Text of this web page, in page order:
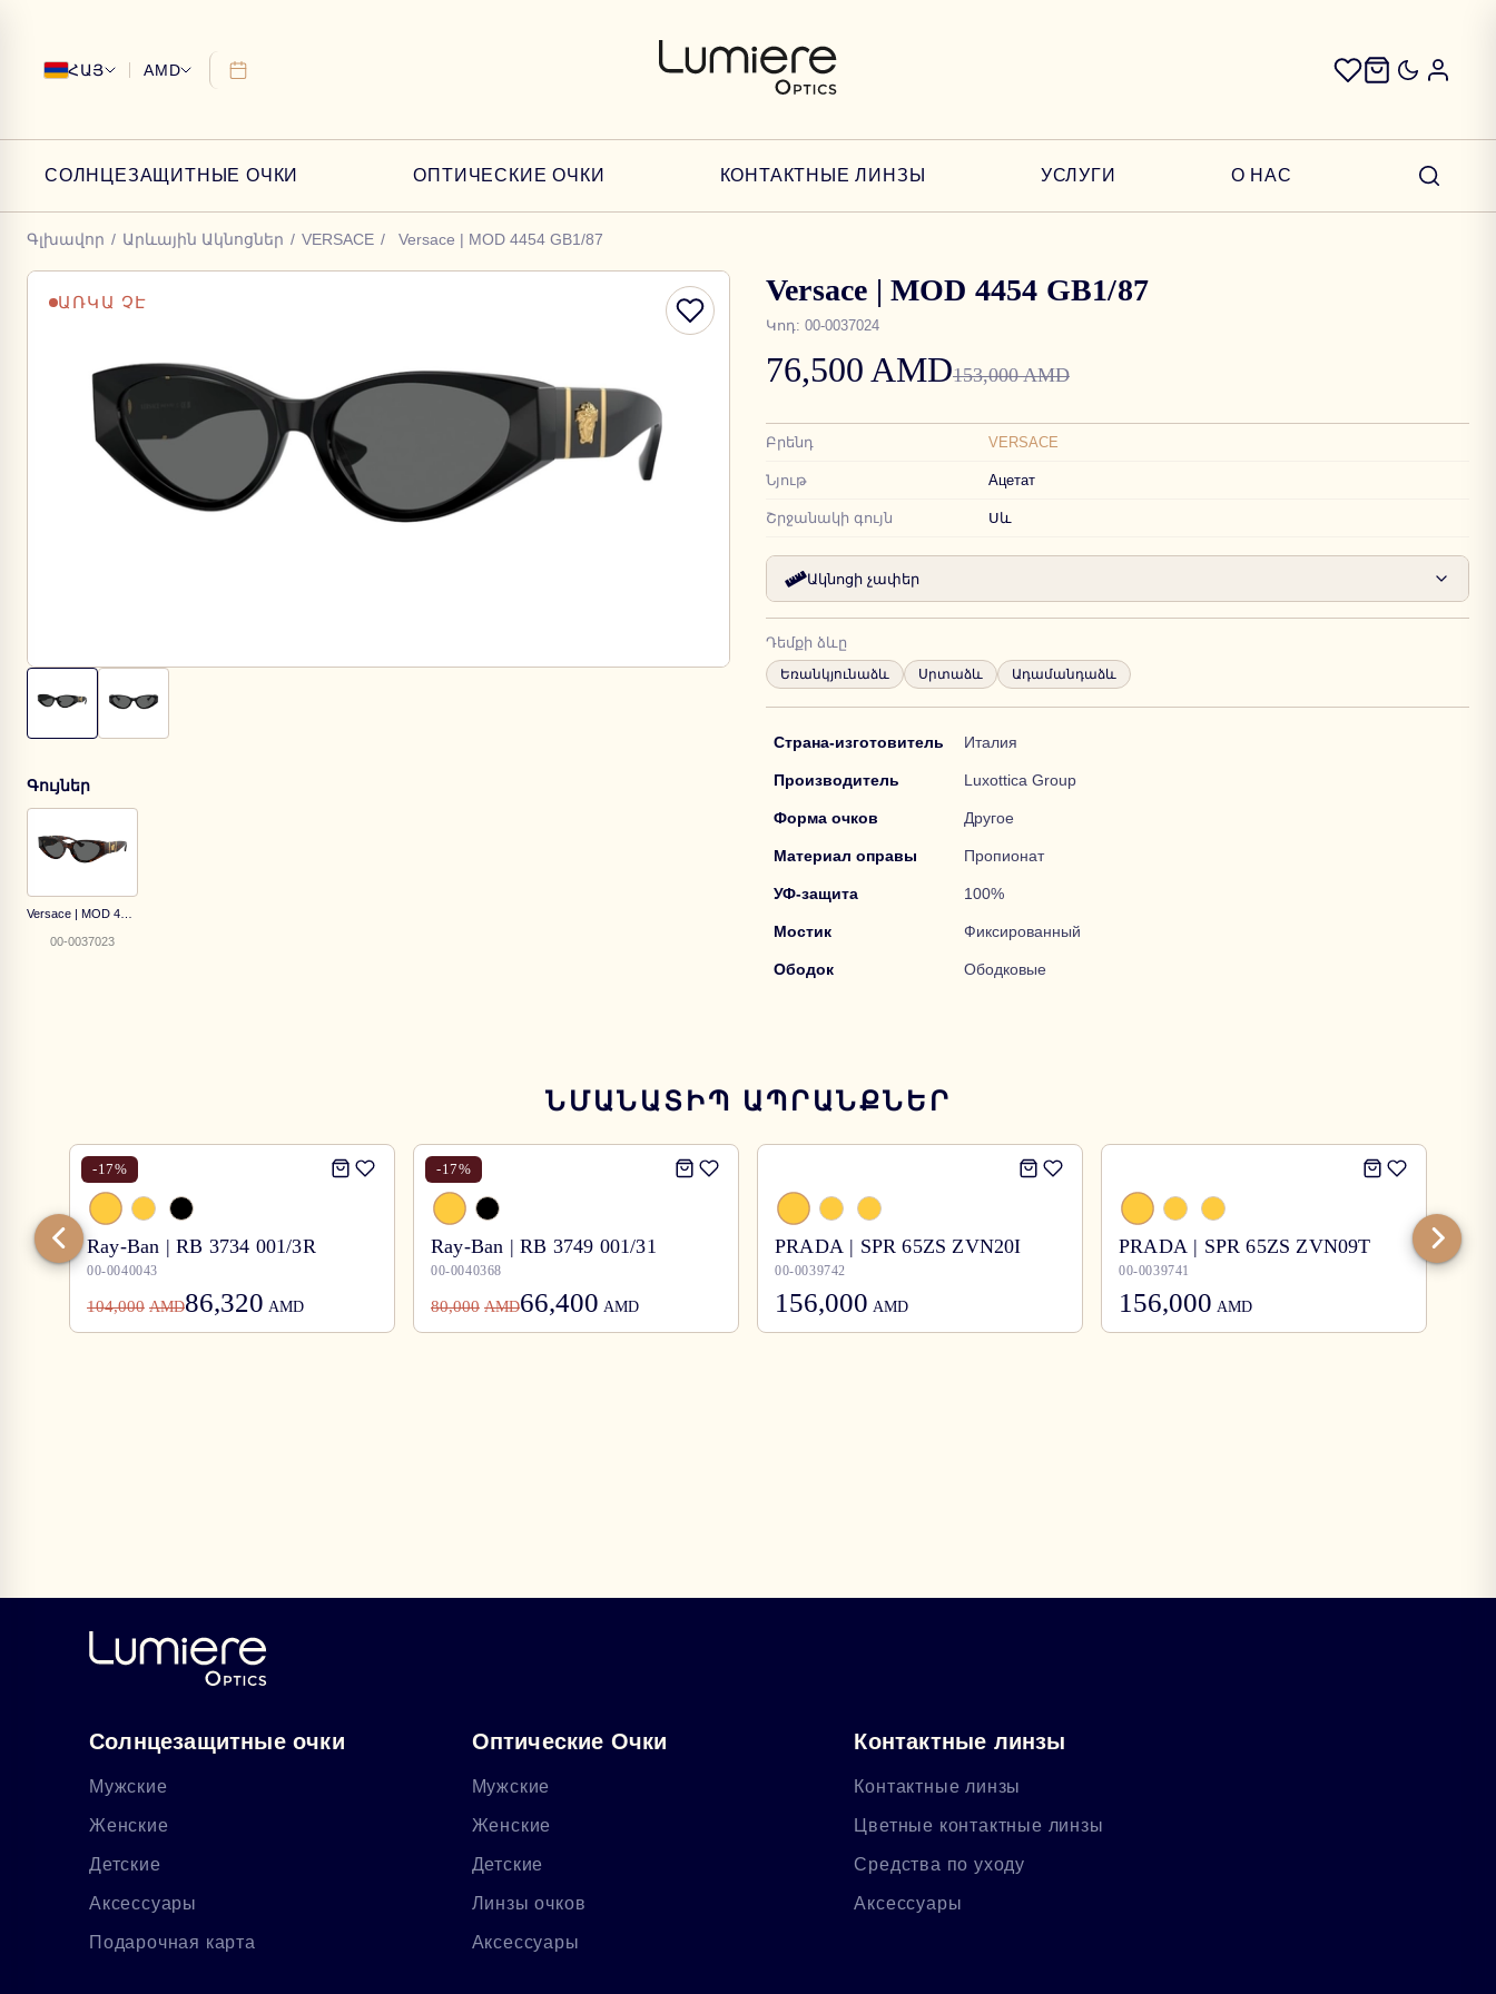
ՀԱՅ AMD
СОЛНЦЕЗАЩИТНЫЕ ОЧКИ ОПТИЧЕСКИЕ ОЧКИ КОНТАКТНЫЕ ЛИНЗЫ УСЛУГИ О НАС
Գլխավոր / Արևային Ակնոցներ / VERSACE / Versace | MOD 4454 GB1/87
ԱՌԿԱ ՉԷ
Գույներ
00-0037023
Versace | MOD 4454 GB1/87
Կոդ: 00-0037024
76,500 AMD153,000 AMD
Բրենդ VERSACE
Նյութ Ацетат
Շրջանակի գույն Սև
Ակնոցի չափեր
Դեմքի ձևը
Եռանկյունաձև Սրտաձև Ադամանդաձև
Страна-изготовитель Италия
Производитель Luxottica Group
Форма очков Другое
Материал оправы Пропионат
УФ-защита 100%
Мостик Фиксированный
Ободок Ободковые
ՆՄԱՆԱՏԻՊ ԱՊՐԱՆՔՆԵՐ
-17%
Ray-Ban | RB 3734 001/3R
00-0040043
104,000 AMD86,320 AMD
-17%
Ray-Ban | RB 3749 001/31
00-0040368
80,000 AMD66,400 AMD
PRADA | SPR 65ZS ZVN20I
00-0039742
156,000 AMD
PRADA | SPR 65ZS ZVN09T
00-0039741
156,000 AMD
Солнцезащитные очки
Мужские
Женские
Детские
Аксессуары
Подарочная карта
Оптические Очки
Мужские
Женские
Детские
Линзы очков
Аксессуары
Контактные линзы
Контактные линзы
Цветные контактные линзы
Средства по уходу
Аксессуары